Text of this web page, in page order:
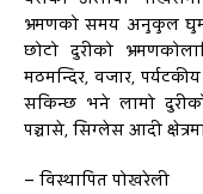
भ्रमणको समय अनुकुल
छोटो दुरीको
मठमन्दिर, वजार,
सकिन्छ भने लामो
पञ्चासे, सिग्लेस आदी
– विस्थापित पोखरेली